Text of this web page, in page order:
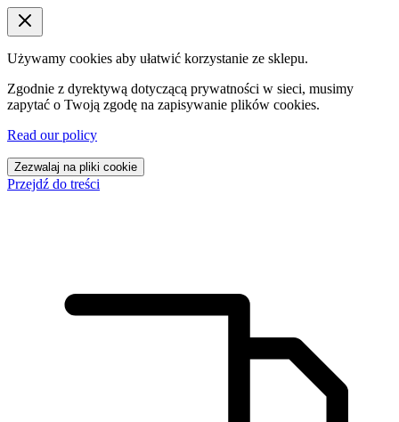
Używamy cookies aby ułatwić korzystanie ze sklepu.
Zgodnie z dyrektywą dotyczącą prywatności w sieci, musimy
zapytać o Twoją zgodę na zapisywanie plików cookies.
Read our policy
Zezwalaj na pliki cookie
Przejdź do treści